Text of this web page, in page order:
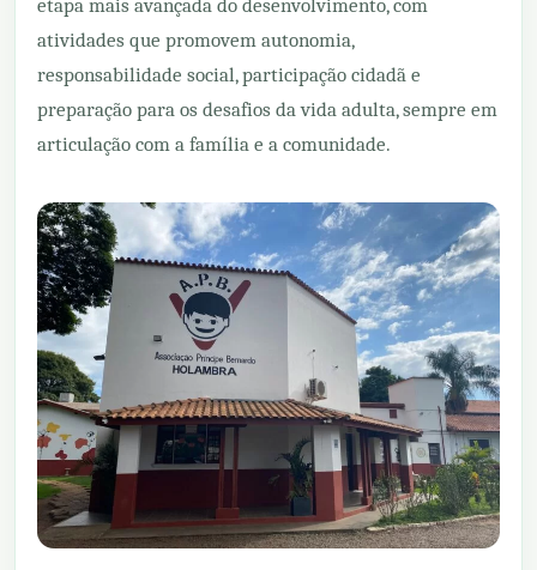
etapa mais avançada do desenvolvimento, com
atividades que promovem autonomia,
responsabilidade social, participação cidadã e
preparação para os desafios da vida adulta, sempre em
articulação com a família e a comunidade.